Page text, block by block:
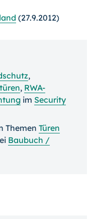
(27.9.2012)
,
, RWA-
im Security
Themen Türen
Baubuch /